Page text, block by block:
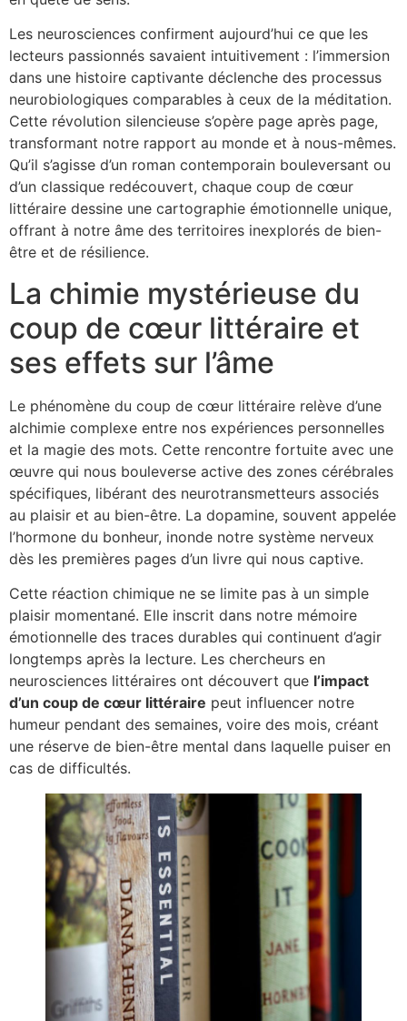
Les neurosciences confirment aujourd’hui ce que les
lecteurs passionnés savaient intuitivement : l’immersion
dans une histoire captivante déclenche des processus
neurobiologiques comparables à ceux de la méditation.
Cette révolution silencieuse s’opère page après page,
transformant notre rapport au monde et à nous-mêmes.
Qu’il s’agisse d’un roman contemporain bouleversant ou
d’un classique redécouvert, chaque coup de cœur
littéraire dessine une cartographie émotionnelle unique,
offrant à notre âme des territoires inexplorés de bien-
être et de résilience.
La chimie mystérieuse du
coup de cœur littéraire et
ses effets sur l’âme
Le phénomène du coup de cœur littéraire relève d’une
alchimie complexe entre nos expériences personnelles
et la magie des mots. Cette rencontre fortuite avec une
œuvre qui nous bouleverse active des zones cérébrales
spécifiques, libérant des neurotransmetteurs associés
au plaisir et au bien-être. La dopamine, souvent appelée
l’hormone du bonheur, inonde notre système nerveux
dès les premières pages d’un livre qui nous captive.
Cette réaction chimique ne se limite pas à un simple
plaisir momentané. Elle inscrit dans notre mémoire
émotionnelle des traces durables qui continuent d’agir
longtemps après la lecture. Les chercheurs en
neurosciences littéraires ont découvert que l’impact
d’un coup de cœur littéraire peut influencer notre
humeur pendant des semaines, voire des mois, créant
une réserve de bien-être mental dans laquelle puiser en
cas de difficultés.